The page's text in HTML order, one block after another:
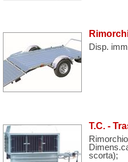
Disp.
T.C. -
scorta);